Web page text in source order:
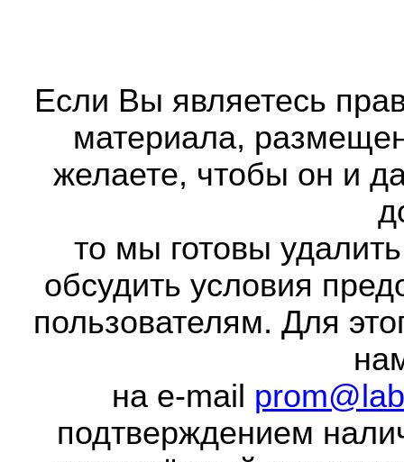
Если Вы являетесь
материала,
желаете, чтобы он и
то мы готовы
обсудить условия
пользователям. Для
на e-mail
подтверждением